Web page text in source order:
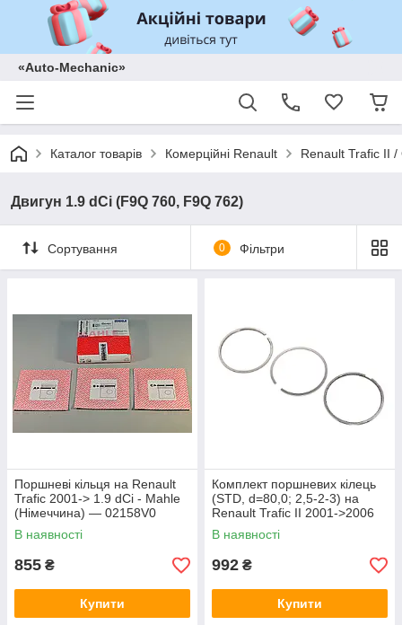
«Auto-Mechanic»
Каталог товарів Комерційні Renault Renault Trafic II
Двигун 1.9 dCi (F9Q 760, F9Q 762)
Сортування 0 Фільтри
Поршневі кільця на Renault
Trafic 2001-> 1.9 dCi - Mahle
(Німеччина) — 02158V0
В наявності
855 ₴
Купити
Комплект поршневих кілець
(STD, d=80,0; 2,5-2-3) на
Renault Trafic II 2001->2006
1.9dCi - PSA - 9110574
В наявності
992 ₴
Купити